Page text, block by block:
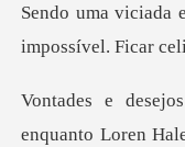
impossível